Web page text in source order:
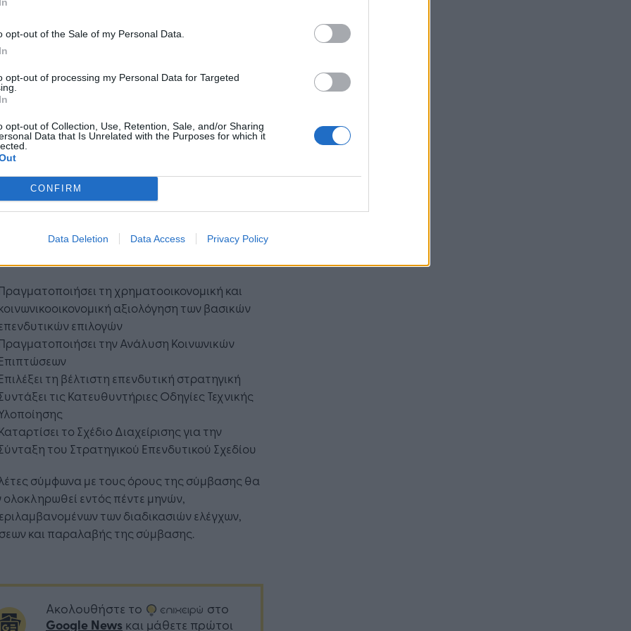
opt-out of the Sale of my Personal Data.
opt-out of processing my Personal Data for Targeted
opt-out of Collection, Use, Retention, Sale, and/or Sharing
Data that Is Unrelated with the Purposes for which it
CONFIRM
Data Deletion Data Access Privacy Policy
των χωρών που συμμετέχουν στο «Πρόγραμμα
συνεργασίας Interreg IPA «Ελλάδα -
2014 - 2020».
της σύμβασης
με τα όσα προβλέπει η σύμβαση, ο
θα συνεργάζεται στενά με τους
εταίρους του έργου προκειμένου να
τα απαραίτητα στοιχεία και δεδομένα
προκύψουν από τις μελέτες για την
τη χρηματοοικονομική και
αξιολόγηση των βασικών
επιλογών
την Ανάλυση Κοινωνικών
τη βέλτιστη επενδυτική στρατηγική
τις Κατευθυντήριες Οδηγίες Τεχνικής
το Σχέδιο Διαχείρισης για την
του Στρατηγικού Επενδυτικού Σχεδίου
σύμφωνα με τους όρους της σύμβασης θα
ολοκληρωθεί εντός πέντε μηνών,
των διαδικασιών ελέγχων,
και παραλαβής της σύμβασης.
Ακολουθήστε το στο
Google News και μάθετε πρώτοι